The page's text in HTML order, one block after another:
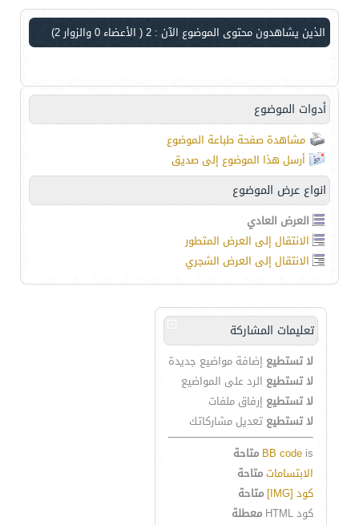
الذين يشاهدون محتوى الموضوع الآن : 2 ( الأعضاء 0 والزوار 2)
أدوات الموضوع
مشاهدة صفحة طباعة الموضوع
أرسل هذا الموضوع إلى صديق
انواع عرض الموضوع
العرض العادي
الانتقال إلى العرض المتطور
الانتقال إلى العرض الشجري
تعليمات المشاركة
لا تستطيع إضافة مواضيع جديدة
لا تستطيع الرد على المواضيع
لا تستطيع إرفاق ملفات
لا تستطيع تعديل مشاركاتك
BB code is
متاحة
الابتساماتمتاحة
كود [IMG]
متاحة
كود HTML
معطلة